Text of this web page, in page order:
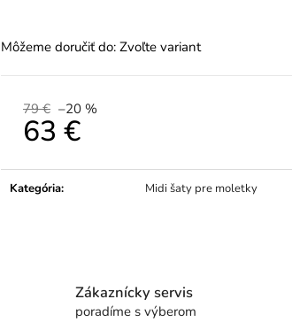
Môžeme doručiť do: Zvoľte variant
79 € –20 %
63 €
cena:
Kategória: Midi šaty pre moletky
Zákaznícky servis
poradíme s výberom